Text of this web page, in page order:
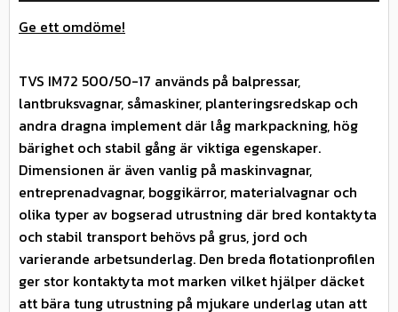
Ge ett omdöme!
TVS IM72 500/50-17 används på balpressar,
lantbruksvagnar, såmaskiner, planteringsredskap och
andra dragna implement där låg markpackning, hög
bärighet och stabil gång är viktiga egenskaper.
Dimensionen är även vanlig på maskinvagnar,
entreprenadvagnar, boggikärror, materialvagnar och
olika typer av bogserad utrustning där bred kontaktyta
och stabil transport behövs på grus, jord och
varierande arbetsunderlag. Den breda flotationprofilen
ger stor kontaktyta mot marken vilket hjälper däcket
att bära tung utrustning på mjukare underlag utan att